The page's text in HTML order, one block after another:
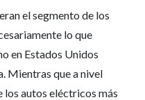
el segmento de los
lo que
en Estados Unidos
Mientras que a nivel
los autos eléctricos más